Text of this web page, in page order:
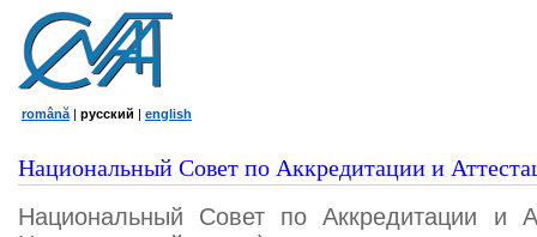
română | русский | english
Национальный Совет по Аккредитации и
Национальный Совет по Аккредитации и